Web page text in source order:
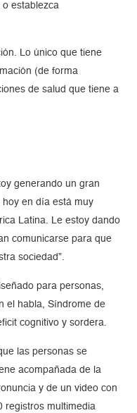
o establezca
Lo único que tiene
(de forma
de salud que tiene a
generando un gran
hoy en día está muy
Latina. Le estoy dando
comunicarse para que
sociedad”.
para personas,
el habla, Síndrome de
cognitivo y sordera.
las personas se
acompañada de la
y de un video con
registros multimedia